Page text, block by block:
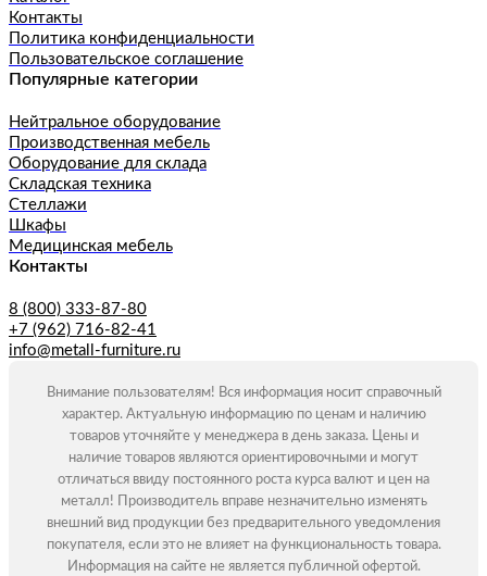
Контакты
Политика конфиденциальности
Пользовательское соглашение
Популярные категории
Нейтральное оборудование
Производственная мебель
Оборудование для склада
Складская техника
Стеллажи
Шкафы
Медицинская мебель
Контакты
8 (800) 333-87-80
+7 (962) 716-82-41
info@metall-furniture.ru
Внимание пользователям! Вся информация носит справочный
характер. Актуальную информацию по ценам и наличию
товаров уточняйте у менеджера в день заказа. Цены и
наличие товаров являются ориентировочными и могут
отличаться ввиду постоянного роста курса валют и цен на
металл! Производитель вправе незначительно изменять
внешний вид продукции без предварительного уведомления
покупателя, если это не влияет на функциональность товара.
Информация на сайте не является публичной офертой.